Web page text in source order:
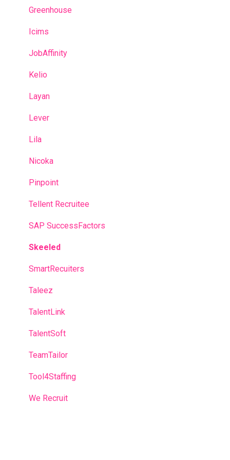
Greenhouse
Icims
JobAffinity
Kelio
Layan
Lever
Lila
Nicoka
Pinpoint
Tellent Recruitee
SAP SuccessFactors
Skeeled
SmartRecuiters
Taleez
TalentLink
TalentSoft
TeamTailor
Tool4Staffing
We Recruit